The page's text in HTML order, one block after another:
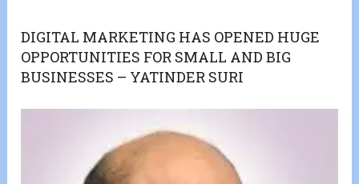
DIGITAL MARKETING HAS OPENED HUGE
OPPORTUNITIES FOR SMALL AND BIG
BUSINESSES – YATINDER SURI